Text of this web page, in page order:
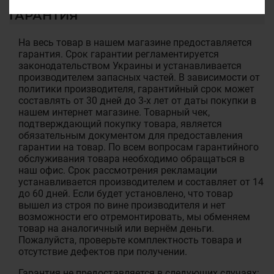
ГАРАНТИЯ
На весь товар в нашем магазине предоставляется
гарантия. Срок гарантии регламентируется
законодательством Украины и устанавливается
производителем запасных частей. В зависимости от
политики производителя, гарантийный срок может
составлять от 30 дней до 3-х лет от даты покупки в
нашем интернет магазине. Товарный чек,
подтверждающий покупку товара, является
обязательным документом для предоставления
гарантии на товар. По всем вопросам гарантийного
обслуживания товара необходимо обращаться в
наш офис. Срок рассмотрения рекламации
устанавливается производителем и составляет от 14
до 60 дней. Если будет установлено, что товар
вышел из строя по вине производителя и нет
возможности его отремонтировать, мы обменяем
товар на аналогичный или вернём деньги.
Пожалуйста, проверьте комплектность товара и
отсутствие дефектов при получении.